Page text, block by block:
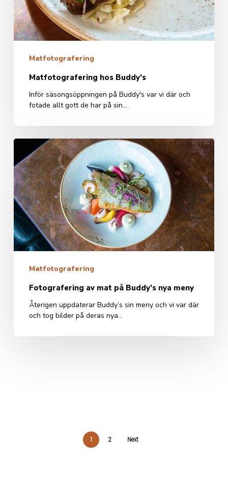
Matfotografering
Matfotografering hos Buddy’s
Inför säsongsöppningen på Buddy's var vi där och
fotade allt gott de har på sin…
Fotografering
av
mat
på
Buddy’s
nya
meny
Matfotografering
Fotografering av mat på Buddy’s nya meny
Återigen uppdaterar Buddy’s sin meny och vi var där
och tog bilder på deras nya…
1 2 Next